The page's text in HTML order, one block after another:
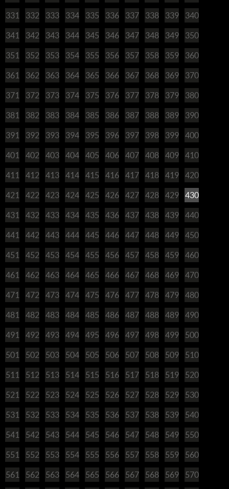
331 332 333 334 335 336 337 338 339 340
341 342 343 344 345 346 347 348 349 350
351 352 353 354 355 356 357 358 359 360
361 362 363 364 365 366 367 368 369 370
371 372 373 374 375 376 377 378 379 380
381 382 383 384 385 386 387 388 389 390
391 392 393 394 395 396 397 398 399 400
401 402 403 404 405 406 407 408 409 410
411 412 413 414 415 416 417 418 419 420
421 422 423 424 425 426 427 428 429 430
431 432 433 434 435 436 437 438 439 440
441 442 443 444 445 446 447 448 449 450
451 452 453 454 455 456 457 458 459 460
461 462 463 464 465 466 467 468 469 470
471 472 473 474 475 476 477 478 479 480
481 482 483 484 485 486 487 488 489 490
491 492 493 494 495 496 497 498 499 500
501 502 503 504 505 506 507 508 509 510
511 512 513 514 515 516 517 518 519 520
521 522 523 524 525 526 527 528 529 530
531 532 533 534 535 536 537 538 539 540
541 542 543 544 545 546 547 548 549 550
551 552 553 554 555 556 557 558 559 560
561 562 563 564 565 566 567 568 569 570